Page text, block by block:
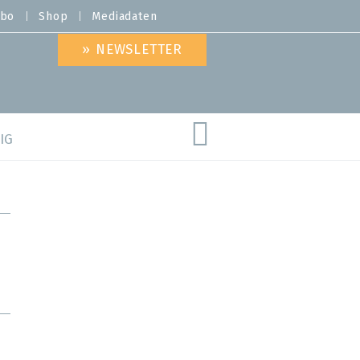
Shop Mediadaten
» NEWSLETTER